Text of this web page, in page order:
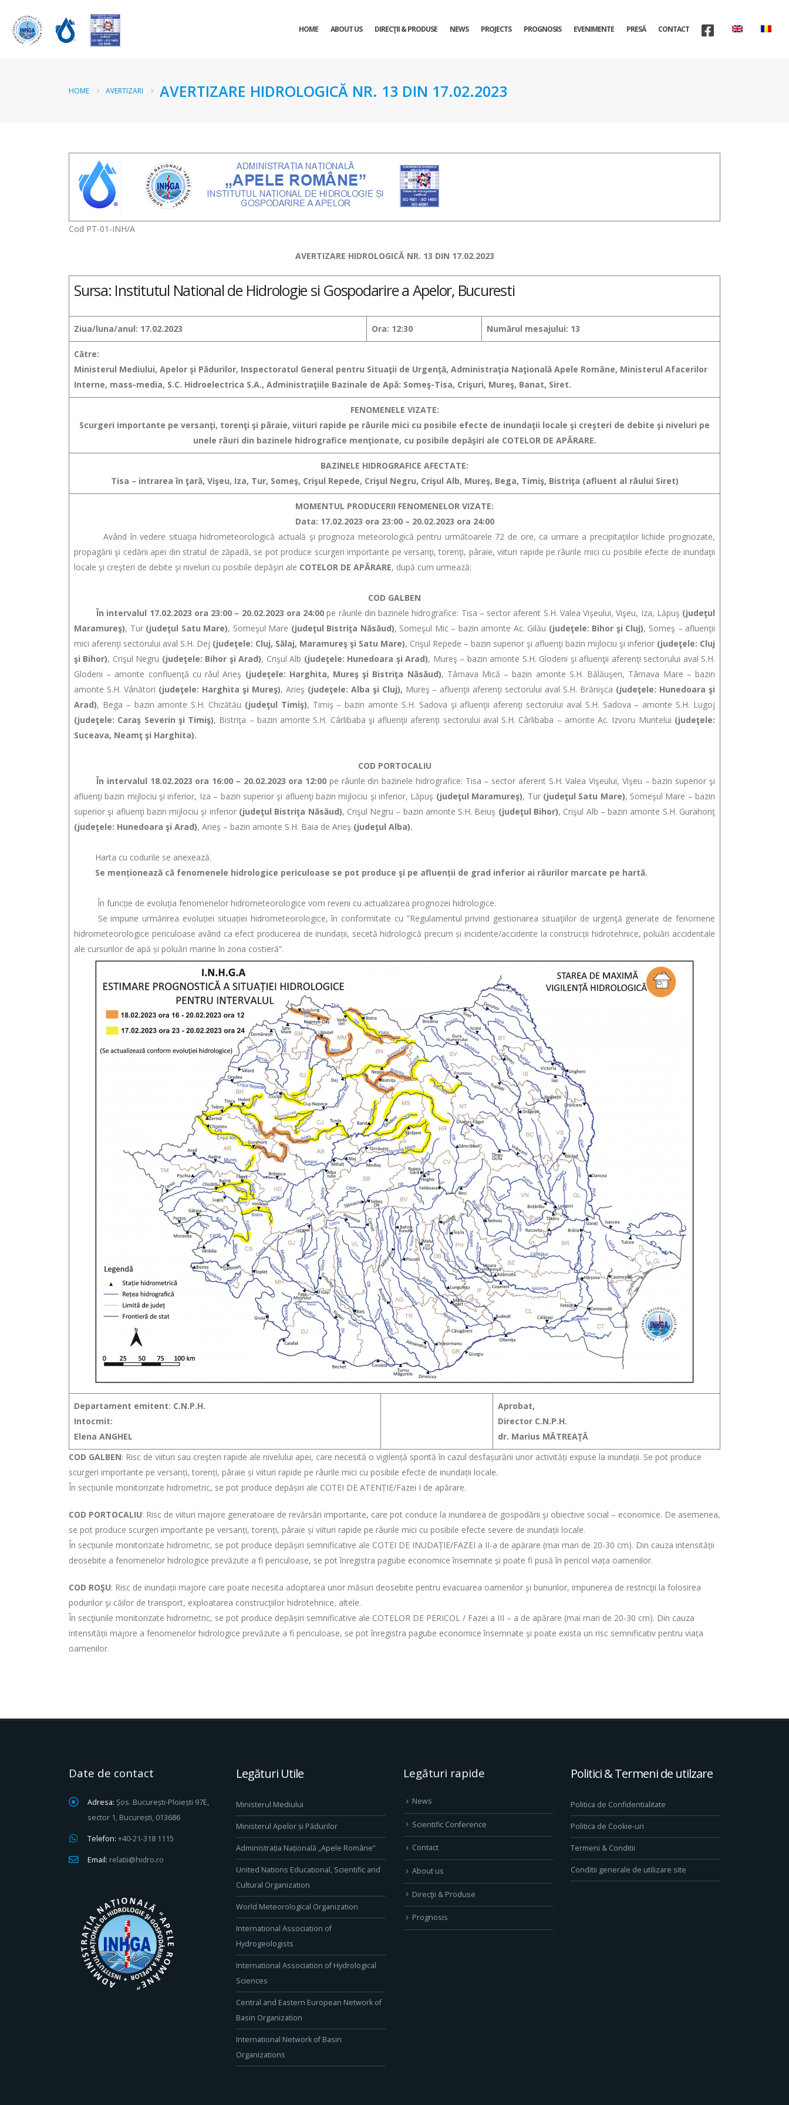
HOME ABOUT US DIRECŢII & PRODUSE NEWS PROJECTS PROGNOSIS EVENIMENTE PRESĂ CONTACT
HOME AVERTIZARI AVERTIZARE HIDROLOGICĂ NR. 13 DIN 17.02.2023
Cod PT-01-INH/A
AVERTIZARE HIDROLOGICĂ NR. 13 DIN 17.02.2023
Sursa: Institutul National de Hidrologie si Gospodarire a Apelor, Bucuresti
Ziua/luna/anul: 17.02.2023 Ora: 12:30 Numărul mesajului: 13
Către:
Ministerul Mediului, Apelor şi Pădurilor, Inspectoratul General pentru Situaţii de Urgenţă, Administraţia Naţională Apele Române, Ministerul Afacerilor
Interne, mass-media, S.C. Hidroelectrica S.A., Administraţiile Bazinale de Apă: Someş-Tisa, Crişuri, Mureş, Banat, Siret.
FENOMENELE VIZATE:
Scurgeri importante pe versanţi, torenţi şi pâraie, viituri rapide pe râurile mici cu posibile efecte de inundaţii locale şi creşteri de debite şi niveluri pe
unele râuri din bazinele hidrografice menţionate, cu posibile depăşiri ale COTELOR DE APĂRARE.
BAZINELE HIDROGRAFICE AFECTATE:
Tisa – intrarea în ţară, Vişeu, Iza, Tur, Someş, Crişul Repede, Crişul Negru, Crişul Alb, Mureş, Bega, Timiş, Bistriţa (afluent al râului Siret)
MOMENTUL PRODUCERII FENOMENELOR VIZATE:
Data: 17.02.2023 ora 23:00 – 20.02.2023 ora 24:00
Având în vedere situaţia hidrometeorologică actuală şi prognoza meteorologică pentru următoarele 72 de ore, ca urmare a precipitaţiilor lichide prognozate,
propagării şi cedării apei din stratul de zăpadă, se pot produce scurgeri importante pe versanţi, torenţi, pâraie, viituri rapide pe râurile mici cu posibile efecte de inundaţii
locale şi creşteri de debite şi niveluri cu posibile depăşiri ale COTELOR DE APĂRARE, după cum urmează:
COD GALBEN
În intervalul 17.02.2023 ora 23:00 – 20.02.2023 ora 24:00pe râurile din bazinele hidrografice: Tisa – sector aferent S.H. Valea Vişeului, Vişeu, Iza, Lăpuş (judeţul
Maramureş), Tur (judeţul Satu Mare), Someşul Mare (judeţul Bistriţa Năsăud), Someşul Mic – bazin amonte Ac. Gilău (judeţele: Bihor şi Cluj), Someş – afluenţii
mici aferenţi sectorului aval S.H. Dej (judeţele: Cluj, Sălaj, Maramureş şi Satu Mare), Crişul Repede – bazin superior şi afluenţi bazin mijlociu şi inferior (judeţele: Cluj
şi Bihor), Crişul Negru (judeţele: Bihor şi Arad), Crişul Alb (judeţele: Hunedoara şi Arad), Mureş – bazin amonte S.H. Glodeni şi afluenţii aferenţi sectorului aval S.H.
Glodeni – amonte confluenţă cu râul Arieş (judeţele: Harghita, Mureş şi Bistriţa Năsăud), Târnava Mică – bazin amonte S.H. Bălăuşeri, Târnava Mare – bazin
amonte S.H. Vânători (judeţele: Harghita şi Mureş), Arieş (judeţele: Alba şi Cluj), Mureş – afluenţii aferenţi sectorului aval S.H. Brănişca (judeţele: Hunedoara şi
Arad), Bega – bazin amonte S.H. Chizătău (judeţul Timiş), Timiş – bazin amonte S.H. Sadova şi afluenţii aferenţi sectorului aval S.H. Sadova – amonte S.H. Lugoj
(judeţele: Caraş Severin şi Timiş), Bistriţa – bazin amonte S.H. Cârlibaba şi afluenţii aferenţi sectorului aval S.H. Cârlibaba – amonte Ac. Izvoru Muntelui (judeţele:
Suceava, Neamţ şi Harghita).
COD PORTOCALIU
În intervalul 18.02.2023 ora 16:00 – 20.02.2023 ora 12:00 pe râurile din bazinele hidrografice: Tisa – sector aferent S.H. Valea Vişeului, Vişeu – bazin superior şi
afluenţi bazin mijlociu şi inferior, Iza – bazin superior şi afluenţi bazin mijlociu şi inferior, Lăpuş (judeţul Maramureş), Tur (judeţul Satu Mare), Someşul Mare – bazin
superior şi afluenţi bazin mijlociu şi inferior (judeţul Bistriţa Năsăud), Crişul Negru – bazin amonte S.H. Beiuş (judeţul Bihor), Crişul Alb – bazin amonte S.H. Gurahonţ
(judeţele: Hunedoara şi Arad), Arieş – bazin amonte S.H. Baia de Arieş (judeţul Alba).
Harta cu codurile se anexează.
Se menționează că fenomenele hidrologice periculoase se pot produce şi pe afluenții de grad inferior ai râurilor marcate pe hartă.
În funcție de evoluția fenomenelor hidrometeorologice vom reveni cu actualizarea prognozei hidrologice.
Se impune urmărirea evoluției situației hidrometeorologice, în conformitate cu ”Regulamentul privind gestionarea situaţiilor de urgenţă generate de fenomene
hidrometeorologice periculoase având ca efect producerea de inundații, secetă hidrologică precum și incidente/accidente la construcții hidrotehnice, poluări accidentale
ale cursurilor de apă și poluări marine în zona costieră”.
Departament emitent: C.N.P.H.
Intocmit:
Elena ANGHEL
Aprobat,
Director C.N.P.H.
dr. Marius MĂTREAŢĂ
COD GALBEN: Risc de viituri sau creşteri rapide ale nivelului apei, care necesită o vigilență sporită în cazul desfașurării unor activități expuse la inundații. Se pot produce
scurgeri importante pe versanți, torenți, pâraie și viituri rapide pe râurile mici cu posibile efecte de inundații locale.
În secțiunile monitorizate hidrometric, se pot produce depășiri ale COTEI DE ATENȚIE/Fazei I de apărare.
COD PORTOCALIU: Risc de viituri majore generatoare de revărsări importante, care pot conduce la inundarea de gospodării şi obiective social – economice. De asemenea,
se pot produce scurgeri importante pe versanți, torenți, pâraie și viituri rapide pe râurile mici cu posibile efecte severe de inundații locale.
În secțiunile monitorizate hidrometric, se pot produce depășiri semnificative ale COTEI DE INUDAȚIE/FAZEI a II-a de apărare (mai mari de 20-30 cm). Din cauza intensității
deosebite a fenomenelor hidrologice prevăzute a fi periculoase, se pot înregistra pagube economice însemnate și poate fi pusă în pericol viața oamenilor.
COD ROŞU: Risc de inundații majore care poate necesita adoptarea unor măsuri deosebite pentru evacuarea oamenilor şi bunurilor, impunerea de restricţii la folosirea
podurilor şi căilor de transport, exploatarea construcţiilor hidrotehnice, altele.
În secţiunile monitorizate hidrometric, se pot produce depășiri semnificative ale COTELOR DE PERICOL / Fazei a III – a de apărare (mai mari de 20-30 cm). Din cauza
intensității majore a fenomenelor hidrologice prevăzute a fi periculoase, se pot înregistra pagube economice însemnate şi poate exista un risc semnificativ pentru viața
oamenilor.
Date de contact
Adresa: Șos. București-Ploiești 97E,
sector 1, București, 013686
Telefon: +40-21-318 1115
Email: relatii@hidro.ro
Legături Utile
Ministerul Mediului
Ministerul Apelor și Pădurilor
Administrația Națională „Apele Române”
United Nations Educational, Scientific and
Cultural Organization
World Meteorological Organization
International Association of
Hydrogeologists
International Association of Hydrological
Sciences
Central and Eastern European Network of
Basin Organization
International Network of Basin
Organizations
Legături rapide
News
Scientific Conference
Contact
About us
Direcţii & Produse
Prognosis
Politici & Termeni de utilzare
Politica de Confidentialitate
Politica de Cookie-uri
Termeni & Conditii
Conditii generale de utilizare site